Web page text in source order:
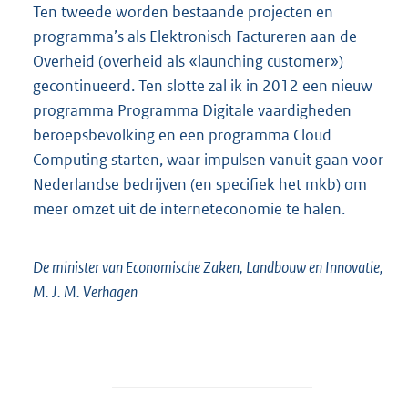
Ten tweede worden bestaande projecten en
programma’s als Elektronisch Factureren aan de
Overheid (overheid als «launching customer»)
gecontinueerd. Ten slotte zal ik in 2012 een nieuw
programma Programma Digitale vaardigheden
beroepsbevolking en een programma Cloud
Computing starten, waar impulsen vanuit gaan voor
Nederlandse bedrijven (en specifiek het mkb) om
meer omzet uit de interneteconomie te halen.
De minister van Economische Zaken, Landbouw en Innovatie,
M. J. M. Verhagen